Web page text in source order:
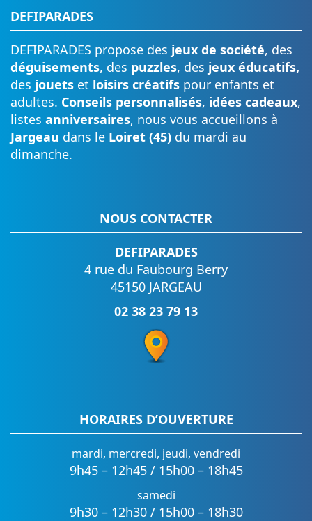
DEFIPARADES
DEFIPARADES propose des jeux de société, des
déguisements, des puzzles, des jeux éducatifs,
des jouets et loisirs créatifs pour enfants et
adultes. Conseils personnalisés, idées cadeaux,
listes anniversaires, nous vous accueillons à
Jargeau dans le Loiret (45) du mardi au
dimanche.
NOUS CONTACTER
DEFIPARADES
4 rue du Faubourg Berry
45150 JARGEAU
02 38 23 79 13
HORAIRES D’OUVERTURE
mardi, mercredi, jeudi, vendredi
9h45 – 12h45 / 15h00 – 18h45
samedi
9h30 – 12h30 / 15h00 – 18h30